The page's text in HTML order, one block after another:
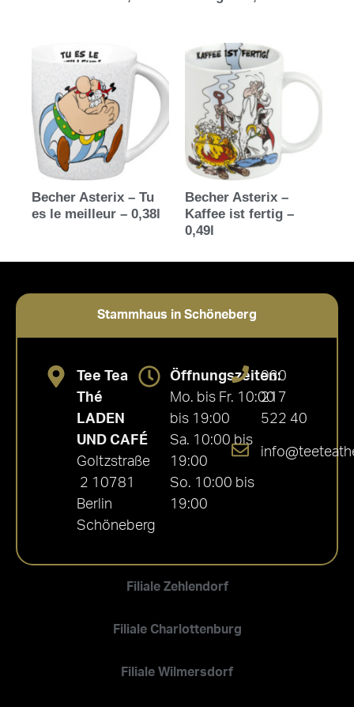
Becher Asterix – Tu
es le meilleur – 0,38l
Becher Asterix –
Kaffee ist fertig –
0,49l
Stammhaus in Schöneberg
Filiale Zehlendorf
Filiale Charlottenburg
Filiale Wilmersdorf
Tee Tea
Thé
LADEN
UND CAFÉ
Goltzstraße
2 10781
Berlin
Schöneberg
Öffnungszeiten:
Mo. bis Fr. 10:00
bis 19:00
Sa. 10:00 bis
19:00
So. 10:00 bis
19:00
030
217
522 40